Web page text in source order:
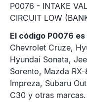
P0076 - INTAKE
CIRCUIT LOW
El código P0076
Chevrolet Cruze,
Hyundai Sonata,
Sorento, Mazda
Impreza, Subaru
C30 y otras marcas.